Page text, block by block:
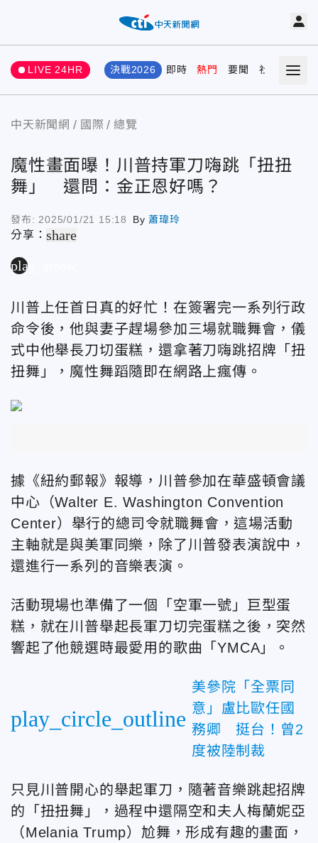
LIVE 24HR 決戰2026 即時 熱門 要聞 社會 娛樂
中天新聞網 國際 總覽
魔性畫面曝！川普持軍刀嗨跳「扭扭
舞」 還問：金正恩好嗎？
發布: 2025/01/21 15:18 By蕭瑋玲
分享：share
play_arrow
川普上任首日真的好忙！在簽署完一系列行政
命令後，他與妻子趕場參加三場就職舞會，儀
式中他舉長刀切蛋糕，還拿著刀嗨跳招牌「扭
扭舞」，魔性舞蹈隨即在網路上瘋傳。
據《紐約郵報》報導，川普參加在華盛頓會議
中心（Walter E. Washington Convention
Center）舉行的總司令就職舞會，這場活動
主軸就是與美軍同樂，除了川普發表演說中，
還進行一系列的音樂表演。
活動現場也準備了一個「空軍一號」巨型蛋
糕，就在川普舉起長軍刀切完蛋糕之後，突然
響起了他競選時最愛用的歌曲「YMCA」。
play_circle_outline
美參院「全票同
意」盧比歐任國
務卿 挺台！曾2
度被陸制裁
只見川普開心的舉起軍刀，隨著音樂跳起招牌
的「扭扭舞」，過程中還隔空和夫人梅蘭妮亞
（Melania Trump）尬舞，形成有趣的畫面，